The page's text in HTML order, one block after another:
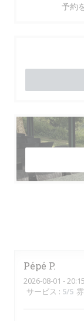
Pépé P
2026-08-01 -
サービス : 5/5
予約